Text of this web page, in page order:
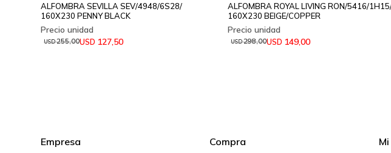
ALFOMBRA SEVILLA SEV/4948/6S28/
160X230 PENNY BLACK
USD 127,50
USD255,00
ALFOMBRA ROYAL LIVING RON/5416/
160X230 BEIGE/COPPER
USD 149,00
USD298,00
Empresa Compra